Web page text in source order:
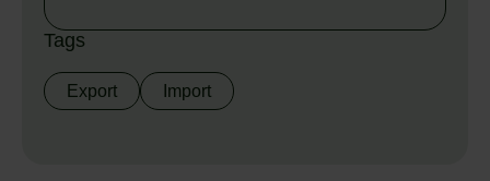
Tags
Export Import